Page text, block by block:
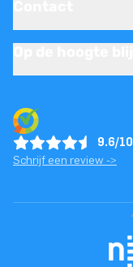
9.6/10
Schrijf een review ->